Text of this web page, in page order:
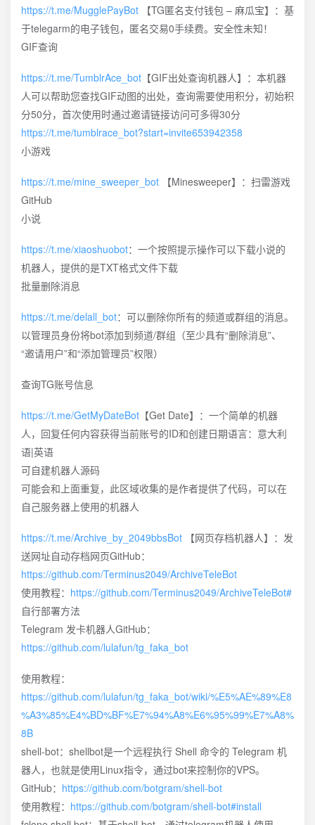
https://t.me/MugglePayBot 【TG匿名支付钱包 – 麻瓜宝】：基
于telegarm的电子钱包，匿名交易0手续费。安全性未知！
GIF查询
https://t.me/TumblrAce_bot 【GIF出处查询机器人】：本机器
人可以帮助您查找GIF动图的出处，查询需要使用积分，初始积
分50分，首次使用时通过邀请链接访问可多得30分
https://t.me/tumblrace_bot?start=invite653942358
小游戏
https://t.me/mine_sweeper_bot 【Minesweeper】：扫雷游戏
GitHub
小说
https://t.me/xiaoshuobot：一个按照提示操作可以下载小说的
机器人，提供的是TXT格式文件下载
批量删除消息
https://t.me/delall_bot：可以删除你所有的频道或群组的消息。
以管理员身份将bot添加到频道/群组（至少具有“删除消息”、
“邀请用户”和“添加管理员”权限）
查询TG账号信息
https://t.me/GetMyDateBot 【Get Date】：一个简单的机器
人，回复任何内容获得当前账号的ID和创建日期语言：意大利
语|英语
可自建机器人源码
可能会和上面重复，此区域收集的是作者提供了代码，可以在
自己服务器上使用的机器人
https://t.me/Archive_by_2049bbsBot 【网页存档机器人】：发
送网址自动存档网页GitHub：
https://github.com/Terminus2049/ArchiveTeleBot
使用教程： https://github.com/Terminus2049/ArchiveTeleBot#
自行部署方法
Telegram 发卡机器人GitHub：
https://github.com/lulafun/tg_faka_bot
使用教程：
https://github.com/lulafun/tg_faka_bot/wiki/%E5%AE%89%E8
%A3%85%E4%BD%BF%E7%94%A8%E6%95%99%E7%A8%
8B
shell-bot：shellbot是一个远程执行 Shell 命令的 Telegram 机
器人，也就是使用Linux指令，通过bot来控制你的VPS。
GitHub： https://github.com/botgram/shell-bot
使用教程： https://github.com/botgram/shell-bot#install